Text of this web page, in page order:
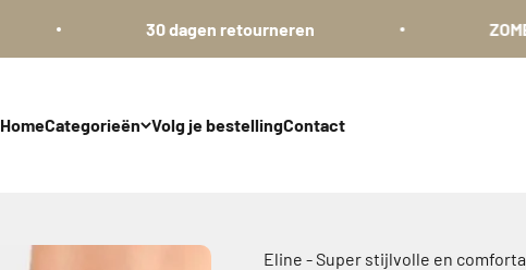
30 dagen retourneren ZOMER
HomeCategorieën Volg je bestellingContact
Eline - Super stijlvolle en